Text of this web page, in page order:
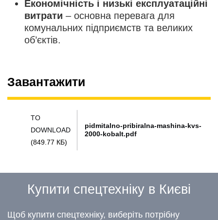
Економічність і низькі експлуатаційні
витрати – основна перевага для
комунальних підприємств та великих
об’єктів.
Завантажити
TO
DOWNLOAD
(849.77 КБ)
pidmitalno-pribiralna-mashina-kvs-
2000-kobalt.pdf
Купити спецтехніку в Києві
Щоб купити спецтехніку, виберіть потрібну